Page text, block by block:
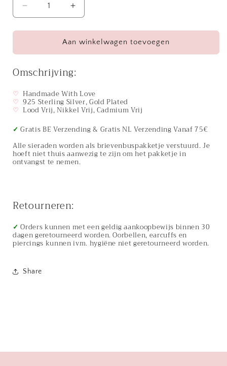
Aantal
verlagen
voor
Oorringen
18kt
Zilver
Blue
Zirconia
Aantal
verhogen
voor
Oorringen
18kt
Zilver
Blue
Zirconia
Studs
Aan winkelwagen toevoegen
Omschrijving:
♡ Handmade With Love
♡ 925 Sterling Silver, Gold Plated
♡ Lood Vrij, Nikkel Vrij, Cadmium Vrij
✓ Gratis BE Verzending & Gratis NL Verzending Vanaf 75€
Alle sieraden worden als brievenbuspakketje verstuurd. Je
hoeft niet thuis aanwezig te zijn om het pakketje in
ontvangst te nemen.
Retourneren:
✓ Orders kunnen met een geldig aankoopbewijs binnen 30
dagen geretourneerd worden. Oorbellen, earcuffs en
piercings kunnen ivm. hygiëne niet geretourneerd worden.
Share